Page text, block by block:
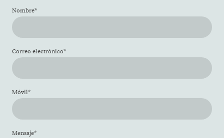
Nombre*
Correo electrónico*
Móvil*
Mensaje*